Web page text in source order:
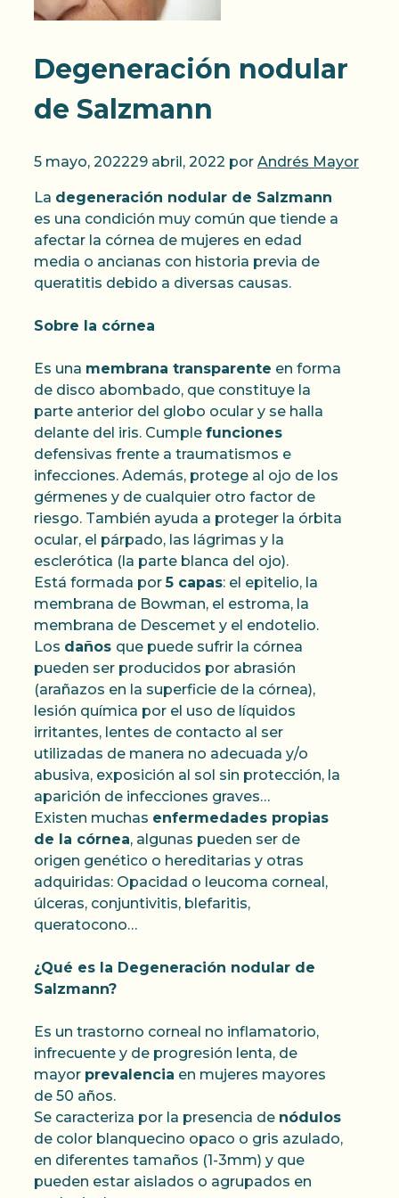
Degeneración nodular
de Salzmann
5 mayo, 202229 abril, 2022 por Andrés Mayor
La degeneración nodular de Salzmann
es una condición muy común que tiende a
afectar la córnea de mujeres en edad
media o ancianas con historia previa de
queratitis debido a diversas causas.
Sobre la córnea
Es una membrana transparente en forma
de disco abombado, que constituye la
parte anterior del globo ocular y se halla
delante del iris. Cumple funciones
defensivas frente a traumatismos e
infecciones. Además, protege al ojo de los
gérmenes y de cualquier otro factor de
riesgo. También ayuda a proteger la órbita
ocular, el párpado, las lágrimas y la
esclerótica (la parte blanca del ojo).
Está formada por5 capas: el epitelio, la
membrana de Bowman, el estroma, la
membrana de Descemet y el endotelio.
Los daños que puede sufrir la córnea
pueden ser producidos por abrasión
(arañazos en la superficie de la córnea),
lesión química por el uso de líquidos
irritantes, lentes de contacto al ser
utilizadas de manera no adecuada y/o
abusiva, exposición al sol sin protección, la
aparición de infecciones graves…
Existen muchas enfermedades propias
de la córnea, algunas pueden ser de
origen genético o hereditarias y otras
adquiridas: Opacidad o leucoma corneal,
úlceras, conjuntivitis, blefaritis,
queratocono…
¿Qué es la Degeneración nodular de
Salzmann?
Es un trastorno corneal no inflamatorio,
infrecuente y de progresión lenta, de
mayor prevalencia en mujeres mayores
de 50 años.
Se caracteriza por la presencia de nódulos
de color blanquecino opaco o gris azulado,
en diferentes tamaños (1-3mm) y que
pueden estar aislados o agrupados en